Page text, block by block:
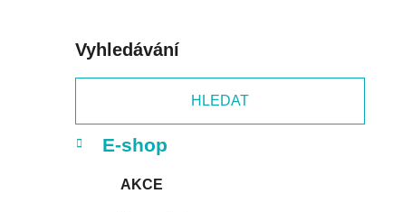
Vyhledávání
HLEDAT
kategorie
K
a
E-shop
AKCE